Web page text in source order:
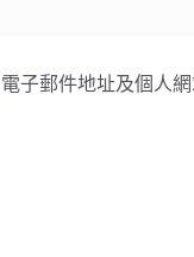
子郵件地址及個人